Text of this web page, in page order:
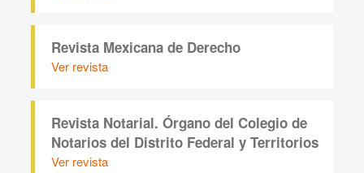
Revista Mexicana de Derecho
Ver revista
Revista Notarial. Órgano del Colegio de
Notarios del Distrito Federal y Territorios
Ver revista